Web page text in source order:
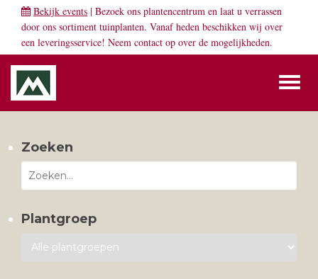
Bekijk events | Bezoek ons plantencentrum en laat u verrassen
door ons sortiment tuinplanten. Vanaf heden beschikken wij over
een leveringsservice! Neem contact op over de mogelijkheden.
Zoeken
Plantgroep